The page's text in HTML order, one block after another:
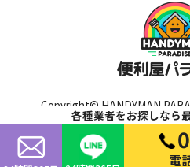
Copyright© HANDYMAN
各種業者をお探しなら
電